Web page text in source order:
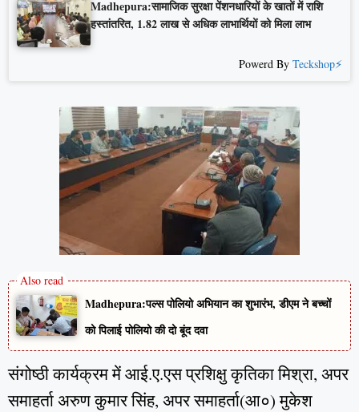
Madhepura:सामाजिक सुरक्षा पेंशनधारियों के खातों में राशि
हस्तांतरित, 1.82 लाख से अधिक लाभार्थियों को मिला लाभ
Powerd By Teckshop⚡
Madhepura:पल्स पोलियो अभियान का शुभारंभ, डीएम ने बच्चों
को पिलाई पोलियो की दो बूंद दवा
संगोष्ठी कार्यक्रम में आई.ए.एस प्रशिक्षु कृतिका मिश्रा, अपर
समाहर्ता अरुण कुमार सिंह, अपर समाहर्ता(आ०) मुकेश